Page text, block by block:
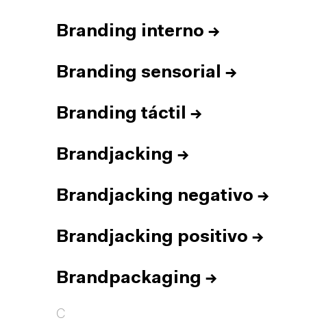
Branding interno →
Branding sensorial →
Branding táctil →
Brandjacking →
Brandjacking negativo →
Brandjacking positivo →
Brandpackaging →
C